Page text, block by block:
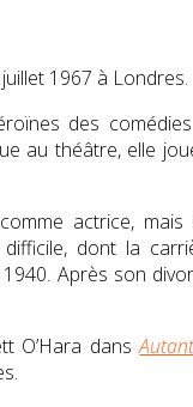
1967 à Londres.
des
au théâtre, elle
actrice,
dont la
. Après son
O’Hara dans